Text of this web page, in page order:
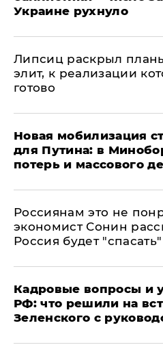
Украине рухнуло
Липсиц раскрыл
элит, к реализации
готово
​Новая мобилизация
для Путина: в
потерь и массового
Россиянам это не
экономист Сонин
Россия будет
Кадровые вопросы и
РФ: что решили на
Зеленского с